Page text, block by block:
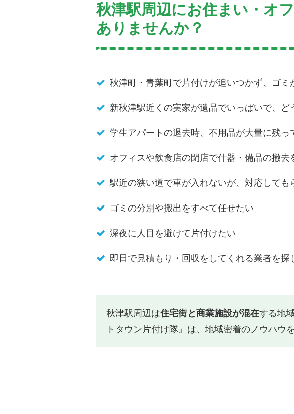
秋津駅周辺にお住まい・オ
ありませんか？
秋津町・青葉町で片付けが追いつかず、ゴミ
新秋津駅近くの実家が遺品でいっぱいで、
学生アパートの退去時、不用品が大量に残っ
オフィスや飲食店の閉店で什器・備品の撤去
駅近の狭い道で車が入れないが、対応しても
ゴミの分別や搬出をすべて任せたい
深夜に人目を避けて片付けたい
即日で見積もり・回収をしてくれる業者を探
秋津駅周辺は住宅街と商業施設が混在する地
トタウン片付け隊』は、地域密着のノウハウ